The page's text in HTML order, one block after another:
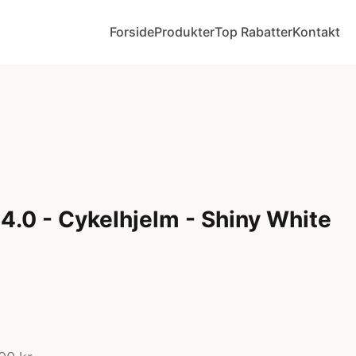
ForsideProdukterTop RabatterKontakt
- Cykelhjelm - Shiny White